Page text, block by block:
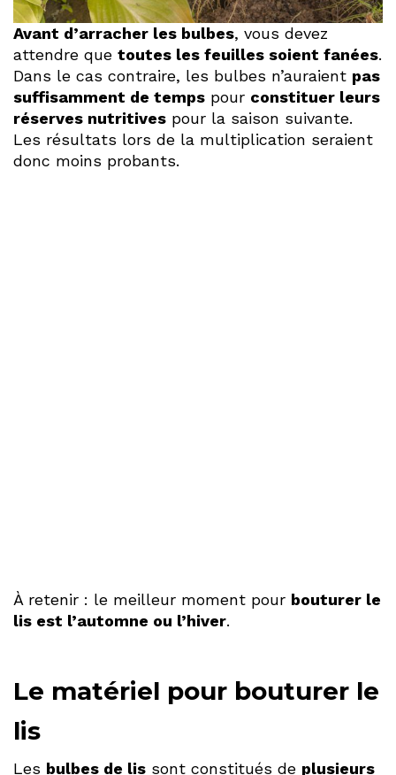
Avant d’arracher les bulbes, vous devez
attendre que toutes les feuilles soient fanées.
Dans le cas contraire, les bulbes n’auraient pas
suffisamment de temps pour constituer leurs
réserves nutritives pour la saison suivante.
Les résultats lors de la multiplication seraient
donc moins probants.
À retenir : le meilleur moment pour bouturer le
lis est l’automne ou l’hiver.
Le matériel pour bouturer le
lis
Les bulbes de lis sont constitués de plusieurs